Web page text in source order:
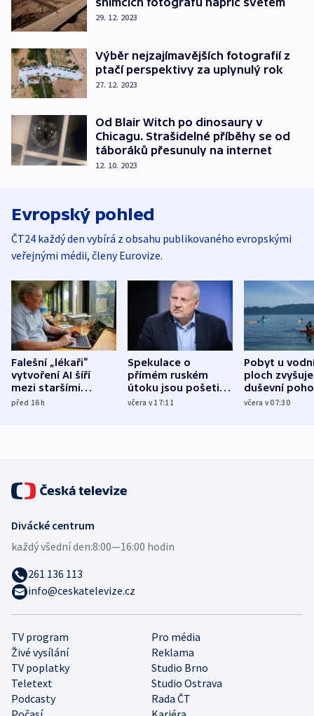
29. 12. 2023
Výběr nejzajímavějších fotografií z
ptačí perspektivy za uplynulý rok
27. 12. 2023
Od Blair Witch po dinosaury v
Chicagu. Strašidelné příběhy se od
táboráků přesunuly na internet
12. 10. 2023
Evropský pohled
ČT24 každý den vybírá z obsahu publikovaného evropskými
veřejnými médii, členy Eurovize.
Falešní „lékaři“
vytvoření AI šíří
mezi staršími
Poláky nebezpečné
před 16h
Spekulace o
přímém ruském
útoku jsou pošetilé,
míní estonský
včera v 17:11
Pobyt u
ploch zvyšuje
duševní
ukázala
včera v 07:30
TV program
Pro média
Živé vysílání
Reklama
TV poplatky
Studio Brno
Teletext
Studio Ostrava
Podcasty
Rada ČT
Divácké centrum
každý všední den:8:00—16:00 hodin
261 136 113
info@ceskatelevize.cz